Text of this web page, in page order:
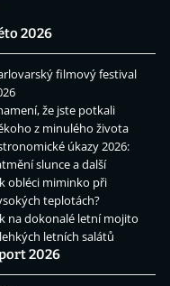
2026
filmový festival
že jste potkali
z minulého života
úkazy 2026:
slunce a další
obléci miminko při
teplotách?
na dokonalé letní mojito
letních salátů
2026